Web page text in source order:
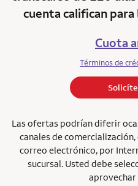
cuenta califican
Cuota
Términos de
Las ofertas podrían diferir
canales de
correo electrónico, por
sucursal. Usted debe